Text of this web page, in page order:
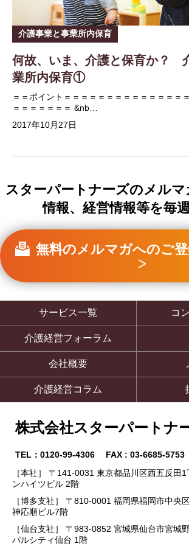
介護事業と事業所内保育
何故、いま、介護と保育か？
業所内保育①
＝＝ポイント＝＝＝＝＝＝＝＝＝＝＝＝＝＝
＝＝＝＝＝＝＝ &nb…
2017年10月27日
スターパートナーズのメル
情報、経営情報等を毎
無料のメルマガへのご
サービス一覧 コ
介護経営フォーラム
会社概要
介護経営コラム
株式会社スターパートナ
TEL：0120-99-4306 FAX : 03-6685-5753
［本社］ 〒141-0031 東京都品川区西五反田
ンハイツビル 2階
［博多支社］ 〒810-0001 福岡県福岡市中央
神応順ビル7階
［仙台支社］ 〒983-0852 宮城県仙台市宮城
パルシティ仙台 1階